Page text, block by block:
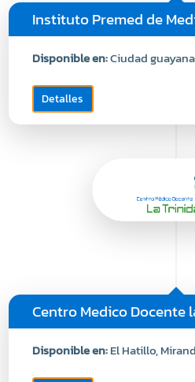
Instituto Premed de
Disponible en:Ciudad
Detalles
Centro Medico Docente
Disponible en:El Hatillo,